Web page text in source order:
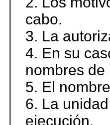
cabo.
3. La
4. En su
nombres
5. El
6. La
ejecución.